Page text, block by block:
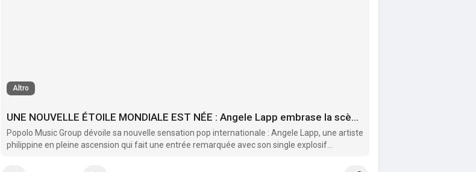
Altro
UNE NOUVELLE ÉTOILE MONDIALE EST NÉE : Angele Lapp embrase la scène pop avec « Downtown Girl »
Popolo Music Group dévoile sa nouvelle sensation pop internationale : Angele Lapp, une artiste
philippine en pleine ascension qui fait une entrée remarquée avec son single explosif...